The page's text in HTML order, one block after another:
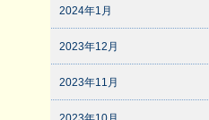
2024年1月
2023年12月
2023年11月